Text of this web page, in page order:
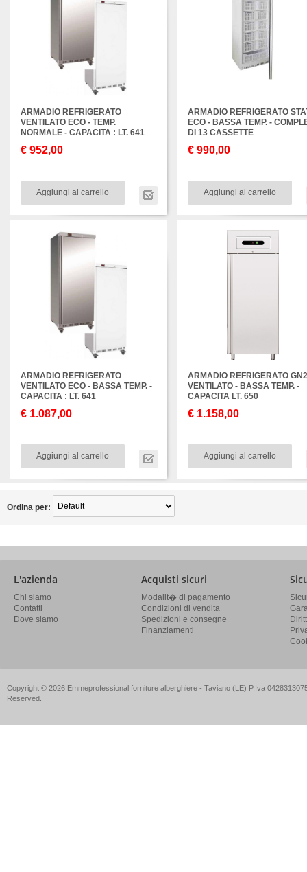
ARMADIO REFRIGERATO
VENTILATO ECO - TEMP.
NORMALE - CAPACITA : LT. 641
€ 952,00
Aggiungi al carrello
ARMADIO REFRIGERATO
ECO - BASSA TEMP. -
DI 13 CASSETTE
€ 990,00
Aggiungi al carrello
ARMADIO REFRIGERATO
VENTILATO ECO - BASSA TEMP. -
CAPACITA : LT. 641
€ 1.087,00
Aggiungi al carrello
ARMADIO REFRIGERATO
VENTILATO - BASSA TEMP. -
CAPACITA LT. 650
€ 1.158,00
Aggiungi al carrello
Ordina per:
L'azienda
Chi siamo
Contatti
Dove siamo
Acquisti sicuri
Modalit� di pagamento
Condizioni di vendita
Spedizioni e consegne
Finanziamenti
Copyright © 2026 Emmeprofessional forniture alberghiere - Taviano (LE) P.Iva
Reserved.